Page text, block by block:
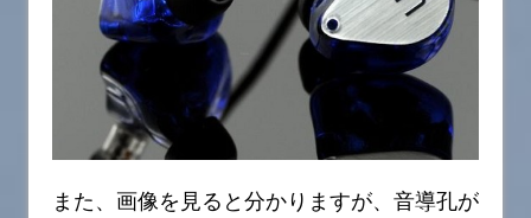
また、画像を見ると分かりますが、音導孔が